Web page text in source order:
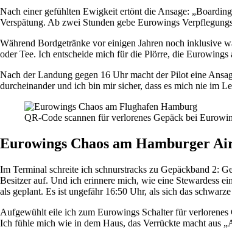
Nach einer gefühlten Ewigkeit ertönt die Ansage:
Verspätung. Ab zwei Stunden gebe Eurowings
Während Bordgetränke vor einigen Jahren noch inklusive
oder Tee. Ich entscheide mich für die Plörre, die Eurowings
Nach der Landung gegen 16 Uhr macht der Pilot eine
durcheinander und ich bin mir sicher, dass es mich nie im
QR-Code scannen für verlorenes Gepäck bei
Eurowings Chaos am Hamburger
Im Terminal schreite ich schnurstracks zu Gepäckband 2:
Besitzer auf. Und ich erinnere mich, wie eine Stewardess
als geplant. Es ist ungefähr 16:50 Uhr, als sich das
Aufgewühlt eile ich zum Eurowings Schalter für verlorenes
Ich fühle mich wie in dem Haus, das Verrückte macht aus